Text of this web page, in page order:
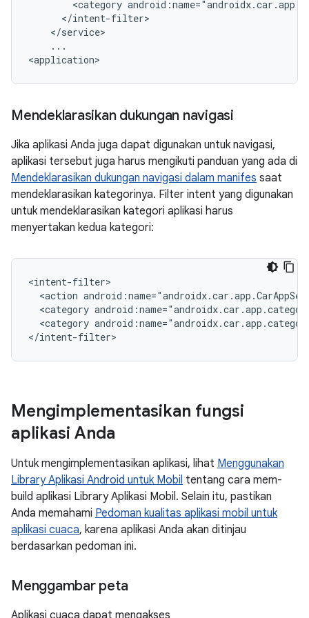
<category
...
Mendeklarasikan dukungan navigasi
Jika aplikasi Anda juga dapat digunakan untuk navigasi,
aplikasi tersebut juga harus mengikuti panduan yang ada di
Mendeklarasikan dukungan navigasi dalam manifes saat
mendeklarasikan kategorinya. Filter intent yang digunakan
untuk mendeklarasikan kategori aplikasi harus
menyertakan kedua kategori:
<action
<category
<category
Mengimplementasikan fungsi
aplikasi Anda
Untuk mengimplementasikan aplikasi, lihat Menggunakan
Library Aplikasi Android untuk Mobil tentang cara mem-
build aplikasi Library Aplikasi Mobil. Selain itu, pastikan
Anda memahami Pedoman kualitas aplikasi mobil untuk
aplikasi cuaca, karena aplikasi Anda akan ditinjau
berdasarkan pedoman ini.
Menggambar peta
Aplikasi cuaca dapat mengakses